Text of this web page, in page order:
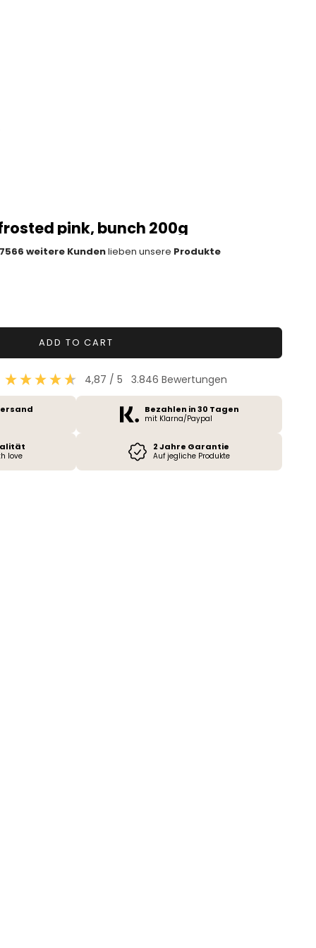
pink, bunch 200g
7566 weitere Kundenlieben unsere Produkte
ADD TO CART
4,87 / 5 3.846 Bewertungen
Bezahlen in 30 Tagen
mit Klarna/Paypal
love
2 Jahre Garantie
Auf jegliche Produkte